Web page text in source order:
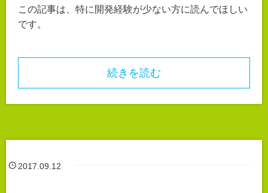
この記事は、特に開発経験が少ない方に読んでほしい
です。
続きを読む
2017.09.12